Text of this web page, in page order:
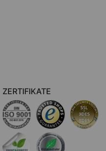
ZERTIFIKATE